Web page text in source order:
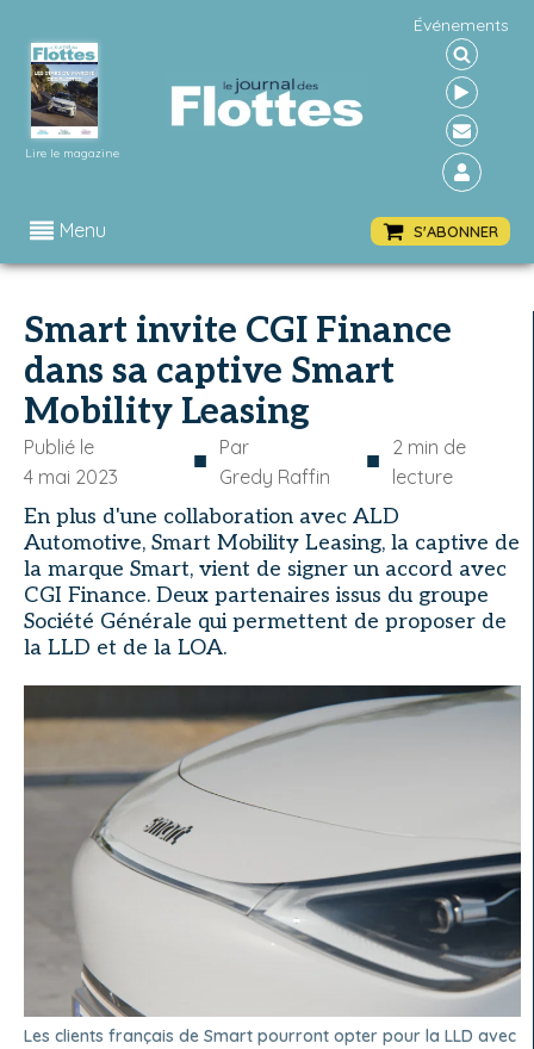
Lire le magazine
Événements
Menu S'ABONNER
Smart invite CGI Finance
dans sa captive Smart
Mobility Leasing
Publié le
4 mai 2023
■ Par
Gredy Raffin
■ 2 min de
lecture
En plus d'une collaboration avec ALD
Automotive, Smart Mobility Leasing, la captive de
la marque Smart, vient de signer un accord avec
CGI Finance. Deux partenaires issus du groupe
Société Générale qui permettent de proposer de
la LLD et de la LOA.
Les clients français de Smart pourront opter pour la LLD avec